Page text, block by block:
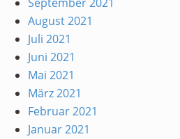
August 2021
Juli 2021
Juni 2021
Mai 2021
März 2021
Februar 2021
Januar 2021